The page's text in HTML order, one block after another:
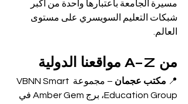
مسيرة الجامعة باعتبارها واحدة من أكبر
شبكات التعليم السويسري على مستوى
العالم.
من A–Z مواقعنا الدولية
📍 مكتب عجمان
– مجموعة VBNN Smart
Education Group، برج Amber Gem في